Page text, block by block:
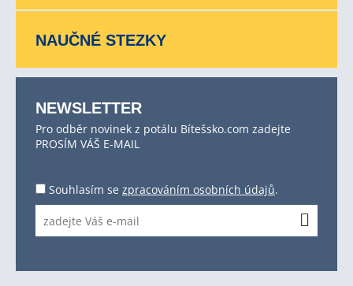
NAUČNÉ STEZKY
NEWSLETTER
Pro odběr novinek z potálu Bítešsko.com zadejte
PROSÍM VÁŠ E-MAIL
Souhlasím se zpracováním osobních údajů.